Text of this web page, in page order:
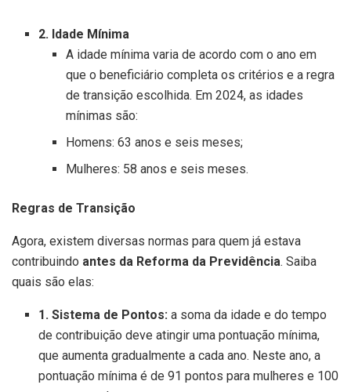
2. Idade Mínima
A idade mínima varia de acordo com o ano em
que o beneficiário completa os critérios e a regra
de transição escolhida. Em 2024, as idades
mínimas são:
Homens: 63 anos e seis meses;
Mulheres: 58 anos e seis meses.
Regras de Transição
Agora, existem diversas normas para quem já estava
contribuindo antes da Reforma da Previdência. Saiba
quais são elas:
1. Sistema de Pontos: a soma da idade e do tempo
de contribuição deve atingir uma pontuação mínima,
que aumenta gradualmente a cada ano. Neste ano, a
pontuação mínima é de 91 pontos para mulheres e 100